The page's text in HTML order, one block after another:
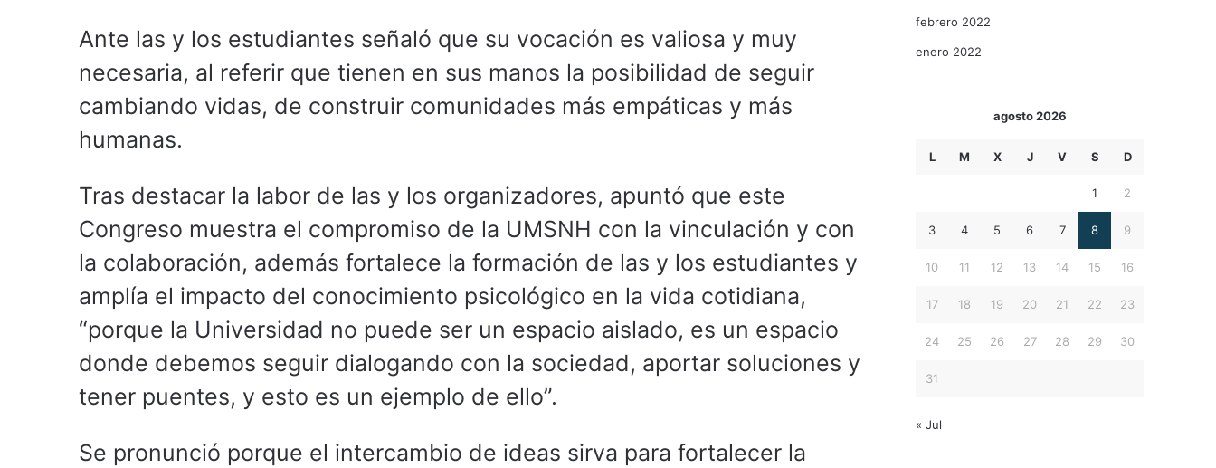
Ante las y los estudiantes señaló que su vocación es valiosa y muy
necesaria, al referir que tienen en sus manos la posibilidad de seguir
cambiando vidas, de construir comunidades más empáticas y más
humanas.
Tras destacar la labor de las y los organizadores, apuntó que este
Congreso muestra el compromiso de la UMSNH con la vinculación y con
la colaboración, además fortalece la formación de las y los estudiantes y
amplía el impacto del conocimiento psicológico en la vida cotidiana,
“porque la Universidad no puede ser un espacio aislado, es un espacio
donde debemos seguir dialogando con la sociedad, aportar soluciones y
tener puentes, y esto es un ejemplo de ello”.
Se pronunció porque el intercambio de ideas sirva para fortalecer la
febrero 2022
enero 2022
agosto 2026
L M X J V S D
1 2
3 4 5 6 7 8 9
10 11 12 13 14 15 16
17 18 19 20 21 22 23
24 25 26 27 28 29 30
31
« Jul